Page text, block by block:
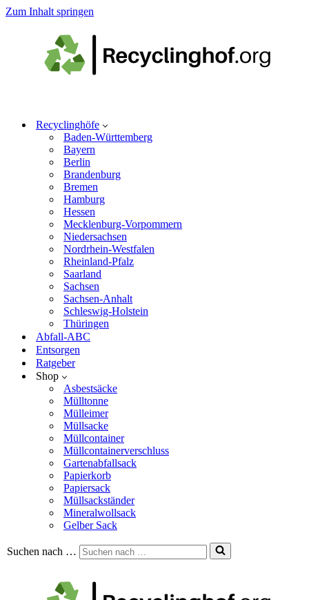
Zum Inhalt springen
Recyclinghöfe
Baden-Württemberg
Bayern
Berlin
Brandenburg
Bremen
Hamburg
Hessen
Mecklenburg-Vorpommern
Niedersachsen
Nordrhein-Westfalen
Rheinland-Pfalz
Saarland
Sachsen
Sachsen-Anhalt
Schleswig-Holstein
Thüringen
Abfall-ABC
Entsorgen
Ratgeber
Shop
Asbestsäcke
Mülltonne
Mülleimer
Müllsacke
Müllcontainer
Müllcontainerverschluss
Gartenabfallsack
Papierkorb
Papiersack
Müllsackständer
Mineralwollsack
Gelber Sack
Suchen nach …